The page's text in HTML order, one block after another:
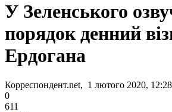
У Зеленського
порядок денний
Ердогана
Корреспондент.net, 1 лютого 2020, 12:28
0
611